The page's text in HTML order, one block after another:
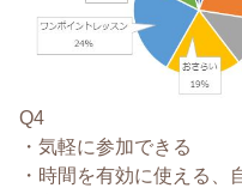
Q4
・気軽に参加できる
・ 時間を有効に使える、